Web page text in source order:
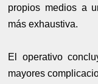
propios medios a
más exhaustiva.
El operativo
mayores